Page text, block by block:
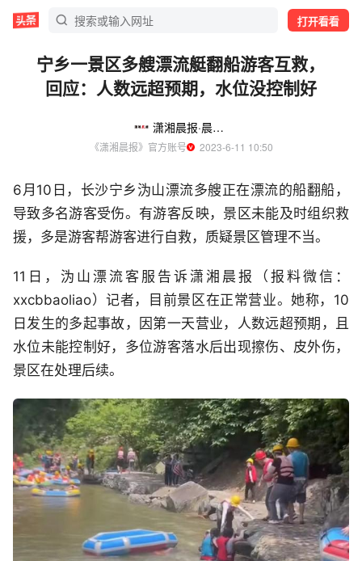
打开看看
宁乡一景区多艘漂流艇翻船游客互救，
回应：人数远超预期，水位没控制好
潇湘晨报·晨视频
《潇湘晨报》官方账号
  2023-6-11 10:50
6月10日，长沙宁乡沩山漂流多艘正在漂流的船翻船，
导致多名游客受伤。有游客反映，景区未能及时组织救
援，多是游客帮游客进行自救，质疑景区管理不当。
11日，沩山漂流客服告诉潇湘晨报（报料微信：
xxcbbaoliao）记者，目前景区在正常营业。她称，10
日发生的多起事故，因第一天营业，人数远超预期，且
水位未能控制好，多位游客落水后出现擦伤、皮外伤，
景区在处理后续。